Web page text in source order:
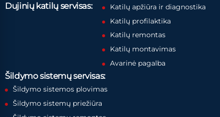
Dujinių katilų servisas:
Katilų apžiūra ir diagnostika
Katilų profilaktika
Katilų remontas
Katilų montavimas
Avarinė pagalba
Šildymo sistemų servisas:
Šildymo sistemos plovimas
Šildymo sistemų priežiūra